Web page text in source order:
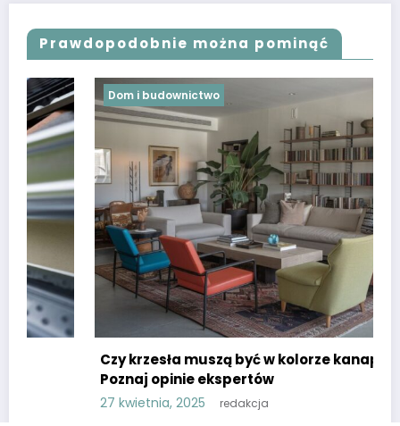
Prawdopodobnie można pominąć
Dom i budownictwo
Czy krzesła muszą być w kolorze kanapy?
Poznaj opinie ekspertów
27 kwietnia, 2025 redakcja